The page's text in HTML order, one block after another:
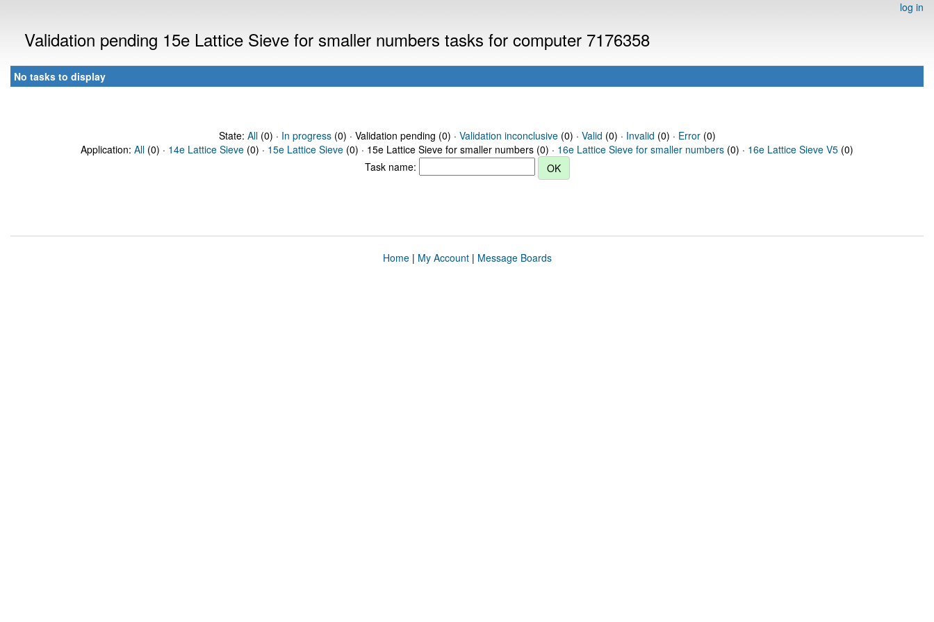
log in
Validation pending 15e Lattice Sieve for smaller numbers tasks for computer 7176358
No tasks to display
State: All(0) · In progress(0) · Validation pending (0) · Validation inconclusive(0) · Valid (0) · Invalid (0) · Error(0)
Application: All (0) · 14e Lattice Sieve (0) · 15e Lattice Sieve (0) · 15e Lattice Sieve for smaller numbers (0) · 16e Lattice Sieve for smaller numbers (0) · 16e Lattice Sieve V5 (0)
Task name:
Home| My Account| Message Boards